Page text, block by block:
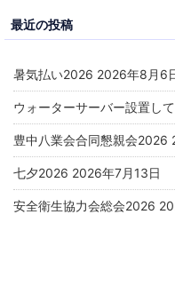
最近の投稿
暑気払い2026 2026年8月6
ウォーターサーバー設置し
豊中八業会合同懇親会2026
七夕2026 2026年7月13日
安全衛生協力会総会2026